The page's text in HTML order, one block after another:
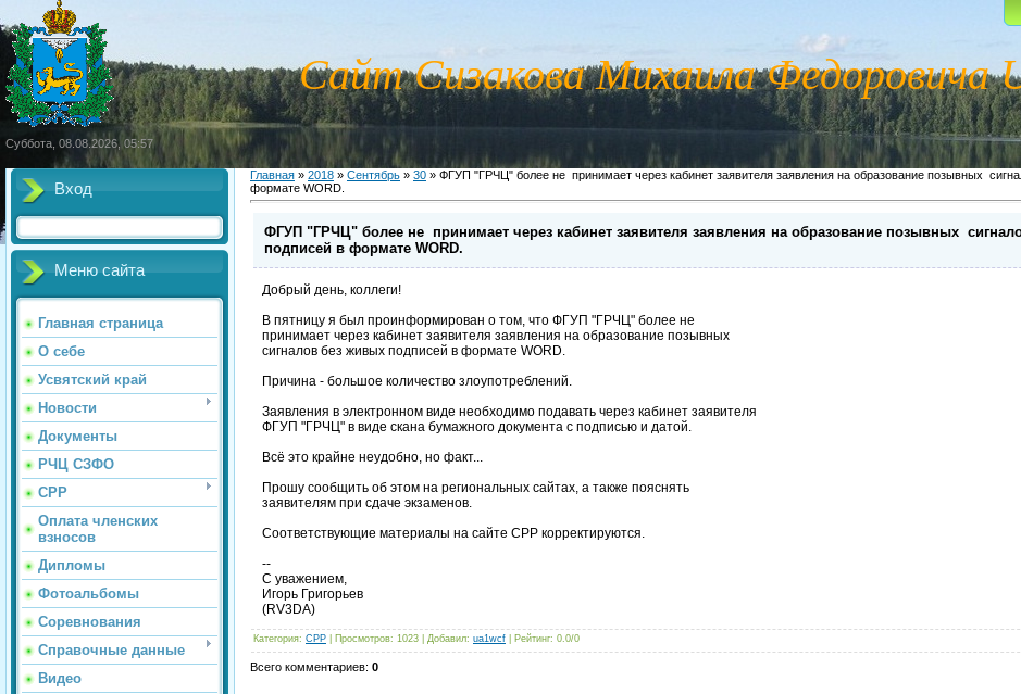
Суббота, 08.08.2026, 05:57
Сайт Сизакова Михаила Федоровича
Вход
Меню сайта
Главная страница
О себе
Усвятский край
Новости
Документы
РЧЦ СЗФО
СРР
Оплата членских
взносов
Дипломы
Фотоальбомы
Соревнования
Справочные данные
Видео
Главная » 2018 » Сентябрь » 30 » ФГУП "ГРЧЦ" более не принимает через кабинет заявителя заявления на образование позывных
формате WORD.
ФГУП "ГРЧЦ" более не принимает через кабинет заявителя заявления на образование позывных
подписей в формате WORD.
Добрый день, коллеги!
В пятницу я был проинформирован о том, что ФГУП "ГРЧЦ" более не
принимает через кабинет заявителя заявления на образование позывных
сигналов без живых подписей в формате WORD.
Причина - большое количество злоупотреблений.
Заявления в электронном виде необходимо подавать через кабинет заявителя
ФГУП "ГРЧЦ" в виде скана бумажного документа с подписью и датой.
Всё это крайне неудобно, но факт...
Прошу сообщить об этом на региональных сайтах, а также пояснять
заявителям при сдаче экзаменов.
Соответствующие материалы на сайте СРР корректируются.
--
С уважением,
Игорь Григорьев
(RV3DA)
Категория: СРР Просмотров: 1023 | Добавил: ua1wcf Рейтинг: 0.0/0
Всего комментариев: 0